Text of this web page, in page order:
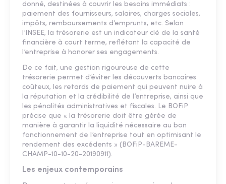
donné, destinées à couvrir les besoins immédiats :
paiement des fournisseurs, salaires, charges sociales,
impôts, remboursements d’emprunts, etc. Selon
l’INSEE, la trésorerie est un indicateur clé de la santé
financière à court terme, reflétant la capacité de
l’entreprise à honorer ses engagements.
De ce fait, une gestion rigoureuse de cette
trésorerie permet d’éviter les découverts bancaires
coûteux, les retards de paiement qui peuvent nuire à
la réputation et la crédibilité de l’entreprise, ainsi que
les pénalités administratives et fiscales. Le BOFiP
précise que « la trésorerie doit être gérée de
manière à garantir la liquidité nécessaire au bon
fonctionnement de l’entreprise tout en optimisant le
rendement des excédents » (BOFiP-BAREME-
CHAMP-10-10-20-20190911).
Les enjeux contemporains